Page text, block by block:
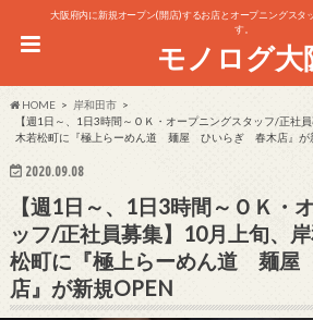
大阪府内に新規オープン(開店)するお店とオープニングスタ
す。
モノログ大
HOME
岸和田市
【週1日～、1日3時間～ＯＫ・オープニングスタッフ/正社
木若松町に『極上らーめん道 麺屋 ひいらぎ 春木店』が
2020.09.08
【週1日～、1日3時間～ＯＫ・
ッフ/正社員募集】10月上旬、
松町に『極上らーめん道 麺
店』が新規OPEN